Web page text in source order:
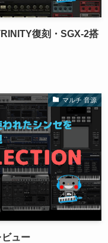
復刻・SGX-2搭
マルチ 音源
ュー